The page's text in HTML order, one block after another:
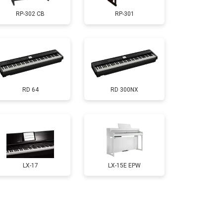
1200 ₽ Заказать
1500 ₽ Заказать
2000 ₽ Заказать
Заказать
1200 ₽
RP-302 CB RP-301
RD 64 RD 300NX
LX-17 LX-15E EPW